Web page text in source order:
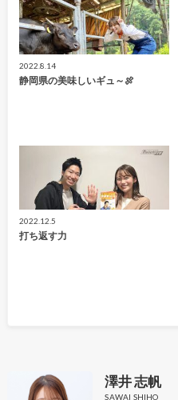
2022.8.14
静岡県の美味しいギュ～🍖
2022.12.5
打ち返す力
澤井 志帆
SAWAI SHIHO